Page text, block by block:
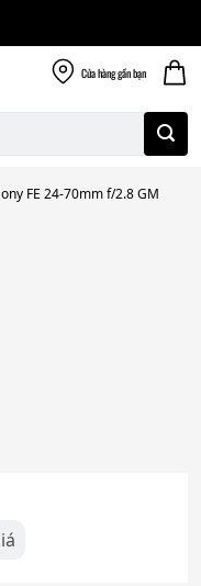
Cửa hànggần bạn
FE 24-70mm f/2.8 GM